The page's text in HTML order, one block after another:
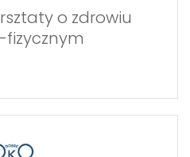
o zdrowiu